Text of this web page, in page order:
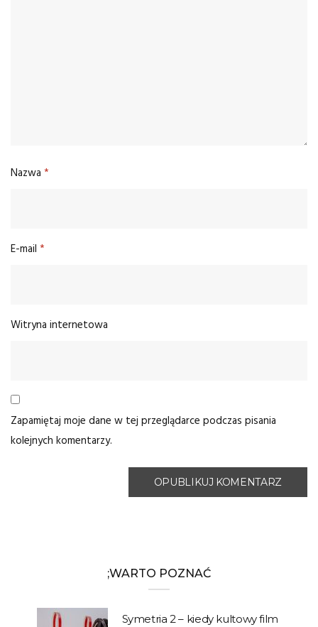
Nazwa *
E-mail *
Witryna internetowa
Zapamiętaj moje dane w tej przeglądarce podczas pisania
kolejnych komentarzy.
;WARTO POZNAĆ
Symetria 2 – kiedy kultowy film